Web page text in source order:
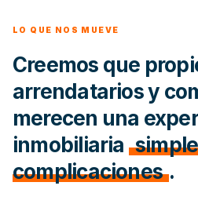
LO QUE NOS MUEVE
Creemos que
arrendatarios y
merecen una
inmobiliaria
complicaciones .